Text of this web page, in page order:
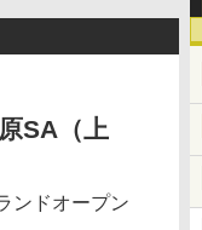
SA（上
ンドオープン